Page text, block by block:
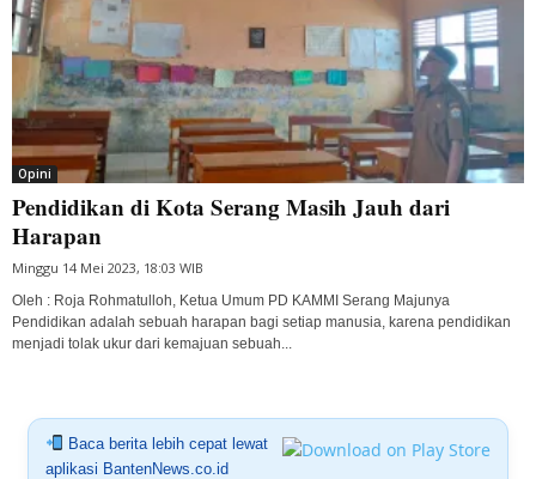
Opini
Pendidikan di Kota Serang Masih Jauh dari
Harapan
Minggu 14 Mei 2023, 18:03 WIB
Oleh : Roja Rohmatulloh, Ketua Umum PD KAMMI Serang Majunya
Pendidikan adalah sebuah harapan bagi setiap manusia, karena pendidikan
menjadi tolak ukur dari kemajuan sebuah...
Baca berita lebih cepat lewat
aplikasi BantenNews.co.id